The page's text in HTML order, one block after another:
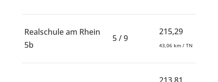
Realschule am Rhein
5b
5 / 9
215,29
43,06 km / TN